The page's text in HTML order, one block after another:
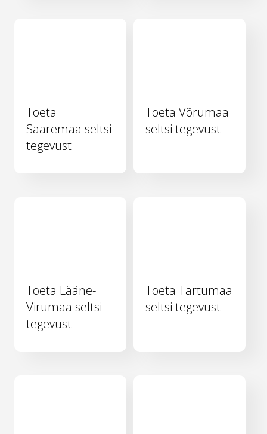
Toeta
Saaremaa seltsi
tegevust
Toeta Võrumaa
seltsi tegevust
Toeta Lääne-
Virumaa seltsi
tegevust
Toeta Tartumaa
seltsi tegevust